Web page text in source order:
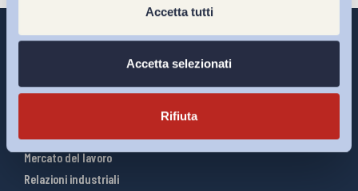
Accetta tutti
Accetta selezionati
Rifiuta
Interventi ADAPT
Riforme del lavoro
Mercato del lavoro
Relazioni industriali